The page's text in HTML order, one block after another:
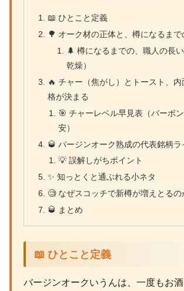
📖 ひとこと定義
🌳 オーク材の正体と、樽になるまで
🌲 樽になるまでの、職人の長
乾燥）
🔥 チャー（焦がし）とトースト、内
格が決まる
🎯 チャーレベル早見表（バーボ
安）
🥃 バージンオーク熟成の代表銘柄
💡 誤解しがちポイント
✨ 知っとくと通ぶれる小ネタ
🧐 なぜスコッチで新樽が増えとるの
🥃 まとめ
📖 ひとこと定義
バージンオークいうんは、一度もお